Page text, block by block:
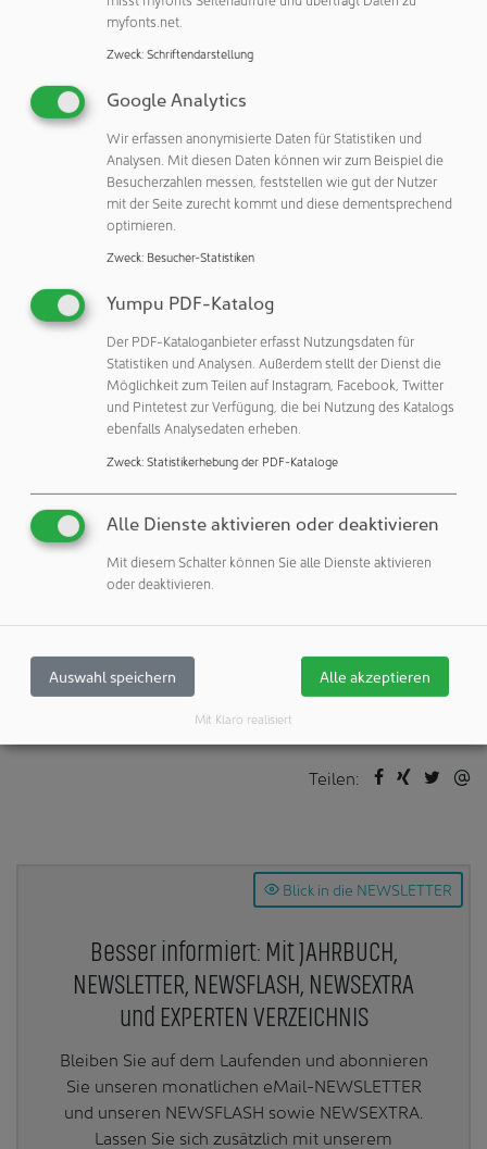
https://www.interpack.de/aussteller_werden
sowie https://www.packaging-
components.de/online_anmeldung.
Unternehmen, die schon 2023 Aussteller waren, können
sich mit ihren bekannten Zugangsdaten einloggen und
anmelden. Aussteller die zum ersten Mal teilnehmen,
werden Schritt für Schritt durch das Anmeldeverfahren
Weitere Informationen
Messe Düsseldorf GmbH
40001 Düsseldorf
Veröffentlichungen:
Weitere Veröffentlichungen dieses Unternehmens / Autors
Veranstaltungen:
Weitere Artikel zu diesen Rubriken:
Wissen & Events: Messe
Teilen:
Blick in die NEWSLETTER
Besser informiert: Mit JAHRBUCH,
NEWSLETTER, NEWSFLASH, NEWSEXTRA
und EXPERTEN VERZEICHNIS
Bleiben Sie auf dem Laufenden und abonnieren
Sie unseren monatlichen eMail-NEWSLETTER
und unseren NEWSFLASH sowie NEWSEXTRA.
Lassen Sie sich zusätzlich mit unserem
myfonts.net.
Zweck: Schriftendarstellung
Google Analytics
Wir erfassen anonymisierte Daten für Statistiken und
Analysen. Mit diesen Daten können wir zum Beispiel die
Besucherzahlen messen, feststellen wie gut der Nutzer
mit der Seite zurecht kommt und diese dementsprechend
optimieren.
Zweck: Besucher-Statistiken
Yumpu PDF-Katalog
Der PDF-Kataloganbieter erfasst Nutzungsdaten für
Statistiken und Analysen. Außerdem stellt der Dienst die
Möglichkeit zum Teilen auf Instagram, Facebook, Twitter
und Pintetest zur Verfügung, die bei Nutzung des Katalogs
ebenfalls Analysedaten erheben.
Zweck: Statistikerhebung der PDF-Kataloge
Alle Dienste aktivieren oder deaktivieren
Mit diesem Schalter können Sie alle Dienste aktivieren
oder deaktivieren.
Auswahl speichern Alle akzeptieren
Mit Klaro realisiert